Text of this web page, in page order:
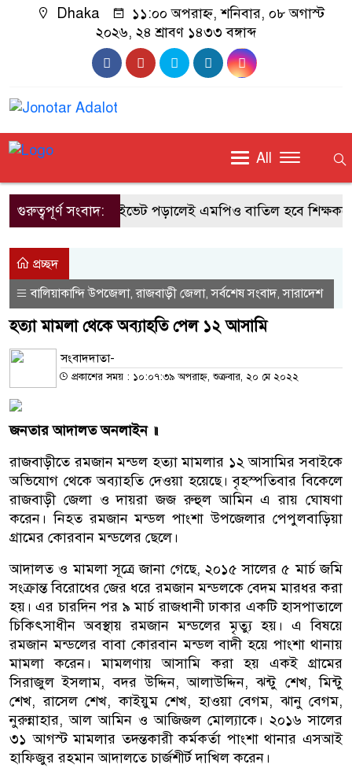
Dhaka
১১:০০ অপরাহ্ন, শনিবার, ০৮ অগাস্ট
২০২৬, ২৪ শ্রাবণ ১৪৩৩ বঙ্গাব্দ
All
গুরুত্বপূর্ণ সংবাদ:প্রাইভেট পড়ালেই এমপিও বাতিল হবে শিক্ষকদের:
প্রচ্ছদ
বালিয়াকান্দি উপজেলা,রাজবাড়ী জেলা,সর্বশেষ সংবাদ,সারাদেশ
হত্যা মামলা থেকে অব্যাহতি পেল ১২ আসামি
সংবাদদাতা-
প্রকাশের সময় : ১০:০৭:৩৯ অপরাহ্ন, শুক্রবার, ২০ মে ২০২২
জনতার আদালত অনলাইন ॥
রাজবাড়ীতে রমজান মন্ডল হত্যা মামলার ১২ আসামির সবাইকে
অভিযোগ থেকে অব্যাহতি দেওয়া হয়েছে। বৃহস্পতিবার বিকেলে
রাজবাড়ী জেলা ও দায়রা জজ রুহুল আমিন এ রায় ঘোষণা
করেন। নিহত রমজান মন্ডল পাংশা উপজেলার পেপুলবাড়িয়া
গ্রামের কোরবান মন্ডলের ছেলে।
আদালত ও মামলা সূত্রে জানা গেছে, ২০১৫ সালের ৫ মার্চ জমি
সংক্রান্ত বিরোধের জের ধরে রমজান মন্ডলকে বেদম মারধর করা
হয়। এর চারদিন পর ৯ মার্চ রাজধানী ঢাকার একটি হাসপাতালে
চিকিৎসাধীন অবস্থায় রমজান মন্ডলের মৃত্যু হয়। এ বিষয়ে
রমজান মন্ডলের বাবা কোরবান মন্ডল বাদী হয়ে পাংশা থানায়
মামলা করেন। মামলণায় আসামি করা হয় একই গ্রামের
সিরাজুল ইসলাম, বদর উদ্দিন, আলাউদ্দিন, ঝন্টু শেখ, মিন্টু
শেখ, রাসেল শেখ, কাইয়ুম শেখ, হাওয়া বেগম, ঝানু বেগম,
নুরুন্নাহার, আল আমিন ও আজিজল মোল্যাকে। ২০১৬ সালের
৩১ আগস্ট মামলার তদন্তকারী কর্মকর্তা পাংশা থানার এসআই
হাফিজুর রহমান আদালতে চার্জশীর্ট দাখিল করেন।